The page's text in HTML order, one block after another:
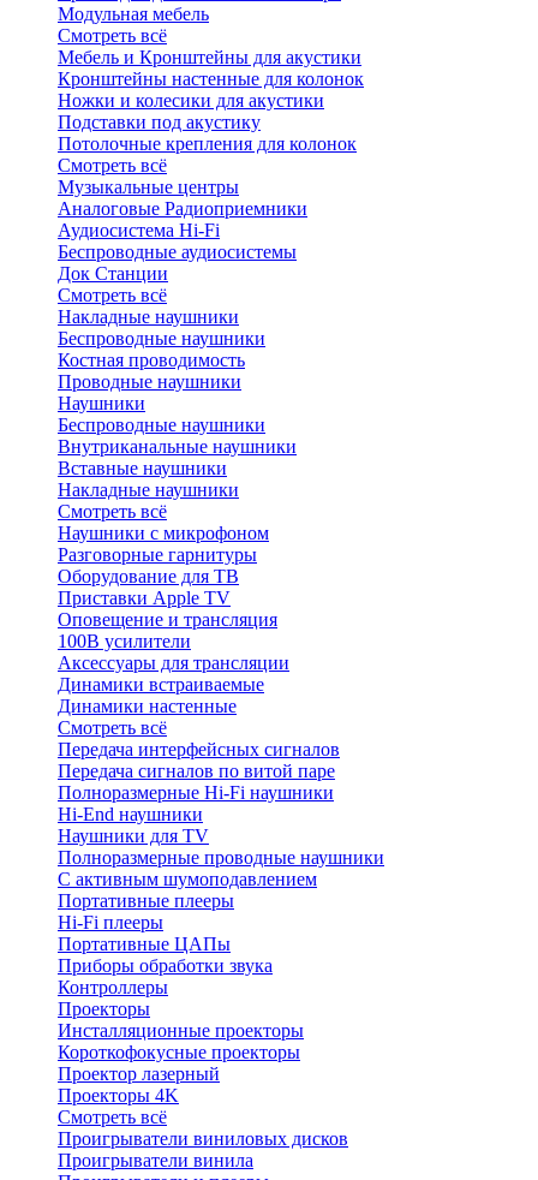
Модульная мебель
Смотреть всё
Мебель и Кронштейны для акустики
Кронштейны настенные для колонок
Ножки и колесики для акустики
Подставки под акустику
Потолочные крепления для колонок
Смотреть всё
Музыкальные центры
Аналоговые Радиоприемники
Аудиосистема Hi-Fi
Беспроводные аудиосистемы
Док Станции
Смотреть всё
Накладные наушники
Беспроводные наушники
Костная проводимость
Проводные наушники
Наушники
Беспроводные наушники
Внутриканальные наушники
Вставные наушники
Накладные наушники
Смотреть всё
Наушники с микрофоном
Разговорные гарнитуры
Оборудование для ТВ
Приставки Apple TV
Оповещение и трансляция
100В усилители
Аксессуары для трансляции
Динамики встраиваемые
Динамики настенные
Смотреть всё
Передача интерфейсных сигналов
Передача сигналов по витой паре
Полноразмерные Hi-Fi наушники
Hi-End наушники
Наушники для TV
Полноразмерные проводные наушники
С активным шумоподавлением
Портативные плееры
Hi-Fi плееры
Портативные ЦАПы
Приборы обработки звука
Контроллеры
Проекторы
Инсталляционные проекторы
Короткофокусные проекторы
Проектор лазерный
Проекторы 4K
Смотреть всё
Проигрыватели виниловых дисков
Проигрыватели винила